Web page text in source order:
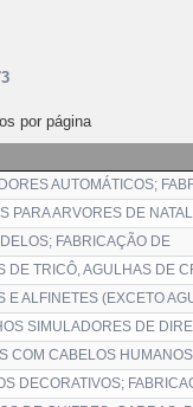
por página
AUTOMÁTICOS;
PARA ARVORES DE
FABRICAÇÃO DE
DE TRICÔ, AGULHAS DE
E ALFINETES (EXCETO
SIMULADORES DE
COM CABELOS
DECORATIVOS;